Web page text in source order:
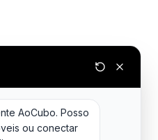
AoCubo. Posso
ou conectar